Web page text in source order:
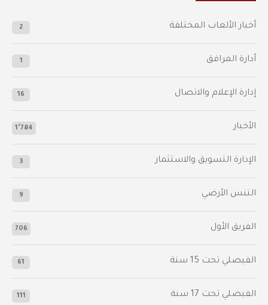
أخبار الألعاب المختلفة 2
أدارة المرافق 1
إدارة الإعلام والاتصال 16
الأخبار 1٬784
الإدارة التسويق والاستثمار 3
التنس الأرضي 9
الفريق الأول 706
الفيصلي‬⁩ تحت 15 سنة 61
‫الفيصلي‬⁩ تحت 17 سنة 111